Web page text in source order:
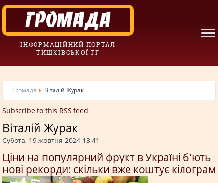
ІНФОРМАЦІЙНИЙ ПОРТАЛ
ТИШКІВСЬКОЇ ТГ
Громада Віталій Журак
Subscribe to this RSS feed
Віталій Журак
Субота, 19 жовтня 2024 13:41
Ціни на популярний фрукт в Україні б'ють
нові рекорди: скільки вже коштує кілограм